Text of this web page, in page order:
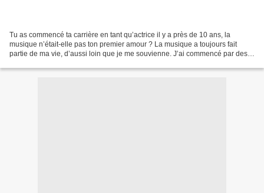
Tu as commencé ta carrière en tant qu’actrice il y a près de 10 ans, la
musique n’était-elle pas ton premier amour ? La musique a toujours fait
partie de ma vie, d’aussi loin que je me souvienne. J’ai commencé par des